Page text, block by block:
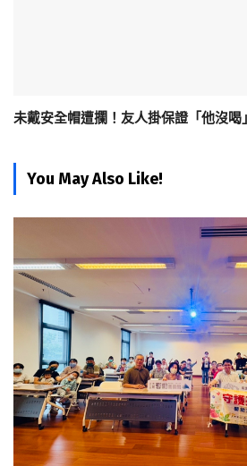
未戴安全帽遭攔！友人掛保證「他沒
You May Also Like!